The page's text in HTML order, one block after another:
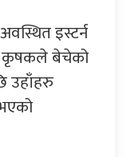
इस्टर्न
कृषकले बेचेको
उहाँहरु